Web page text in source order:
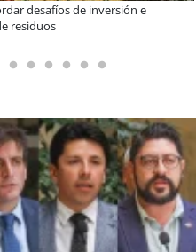
de programa Súper Sano de